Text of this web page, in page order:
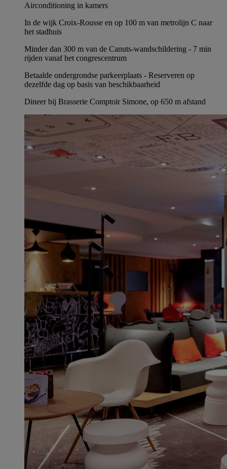
Airconditioning in kamers
In de wijk Croix-Rousse en op 100 m van metrolijn C naar
het stadhuis
Minder dan 300 m van de Canuts-wandschildering - 7 min
rijden vanaf het congrescentrum
Betaalde ondergrondse parkeerplaats - Reserveren op
dezelfde dag op basis van beschikbaarheid
Dineer bij Brasserie Comptoir Simone, op 650 m afstand